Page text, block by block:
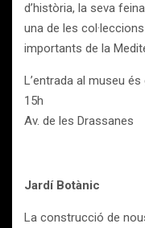
d’història, la seva
una de les
importants de la
L’entrada al museu
15h
Av. de les Drassanes
Jardí Botànic
La construcció de